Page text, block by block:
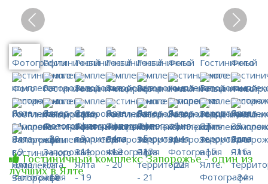
Гостиничный комплекс Запорожье - один из
лучших в Ялте